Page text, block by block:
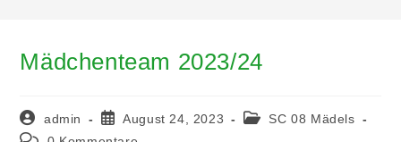
Mädchenteam 2023/24
admin August 24, 2023
SC 08 Mädels